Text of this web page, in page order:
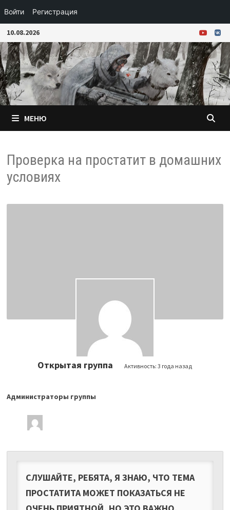
Войти Регистрация
Перейти
к
содержимому
10.08.2026
МЕНЮ
Проверка на простатит в домашних
условиях
Открытая группа Активность:3 года назад
Лидеры
группы
Администраторы группы
СЛУШАЙТЕ, РЕБЯТА, Я ЗНАЮ, ЧТО ТЕМА
ПРОСТАТИТА МОЖЕТ ПОКАЗАТЬСЯ НЕ